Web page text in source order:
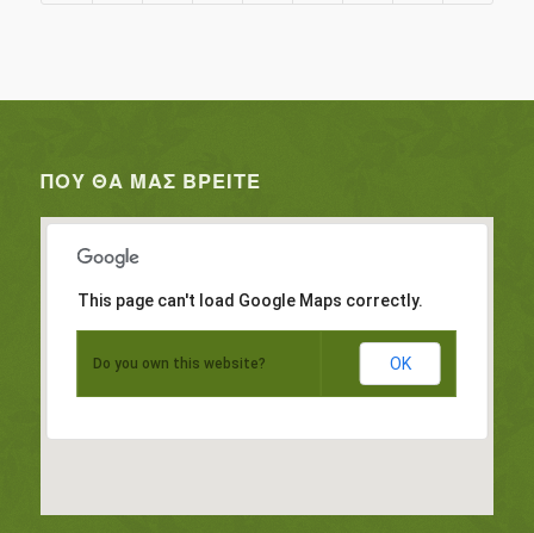
ΠΟΥ ΘΑ ΜΑΣ ΒΡΕΊΤΕ
This page can't load Google Maps correctly.
Do you own this website? OK